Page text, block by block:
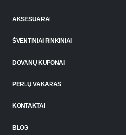
AKSESUARAI
ŠVENTINIAI RINKINIAI
DOVANŲ KUPONAI
PERLŲ VAKARAS
KONTAKTAI
BLOG